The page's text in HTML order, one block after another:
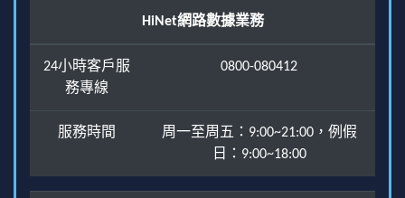
HiNet網路數據業務
24小時客戶服
務專線
0800-080412
服務時間
周一至周五：9:00~21:00，例假
日：9:00~18:00